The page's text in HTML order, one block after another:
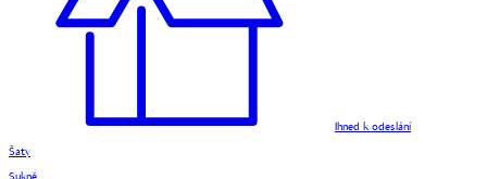
Ihned k odeslání
Šaty